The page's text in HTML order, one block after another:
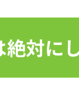
絶対に